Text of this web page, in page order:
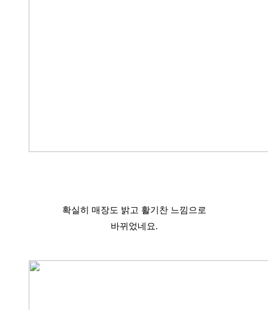
확실히 매장도 밝고 활기찬 느낌으로
바뀌었네요.